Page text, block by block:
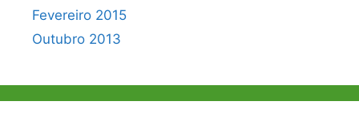
Fevereiro 2015
Outubro 2013